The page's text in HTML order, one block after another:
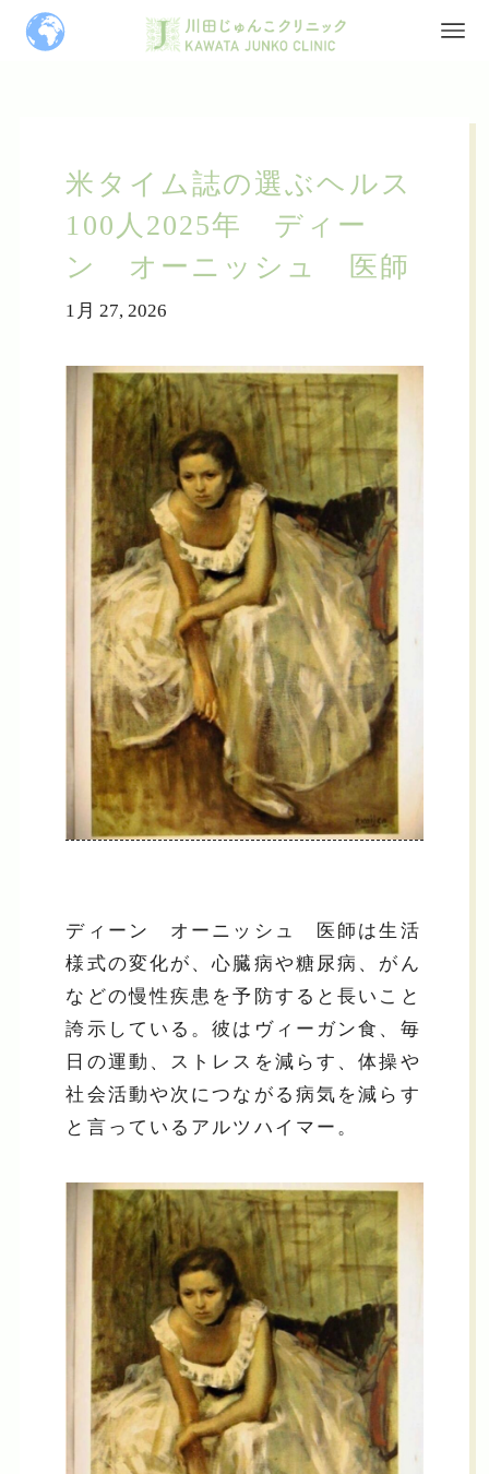
米タイム誌の選ぶヘルス
100人2025年 ディー
ン オーニッシュ 医師
1月 27, 2026
ディーン オーニッシュ 医師は生活
様式の変化が、心臓病や糖尿病、がん
などの慢性疾患を予防すると長いこと
誇示している。彼はヴィーガン食、毎
日の運動、ストレスを減らす、体操や
社会活動や次につながる病気を減らす
と言っているアルツハイマー。